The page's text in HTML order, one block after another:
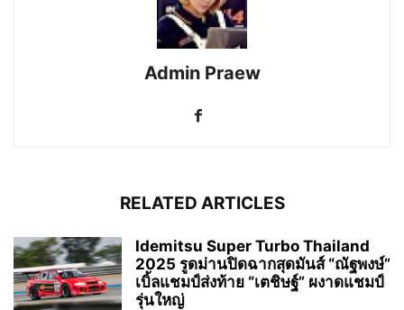
Admin Praew
RELATED ARTICLES
Idemitsu Super Turbo Thailand
2025 รูดม่านปิดฉากสุดมันส์ “ณัฐพงษ์”
เบิ้ลแชมป์ส่งท้าย “เตชิษฐ์” ผงาดแชมป์
รุ่นใหญ่